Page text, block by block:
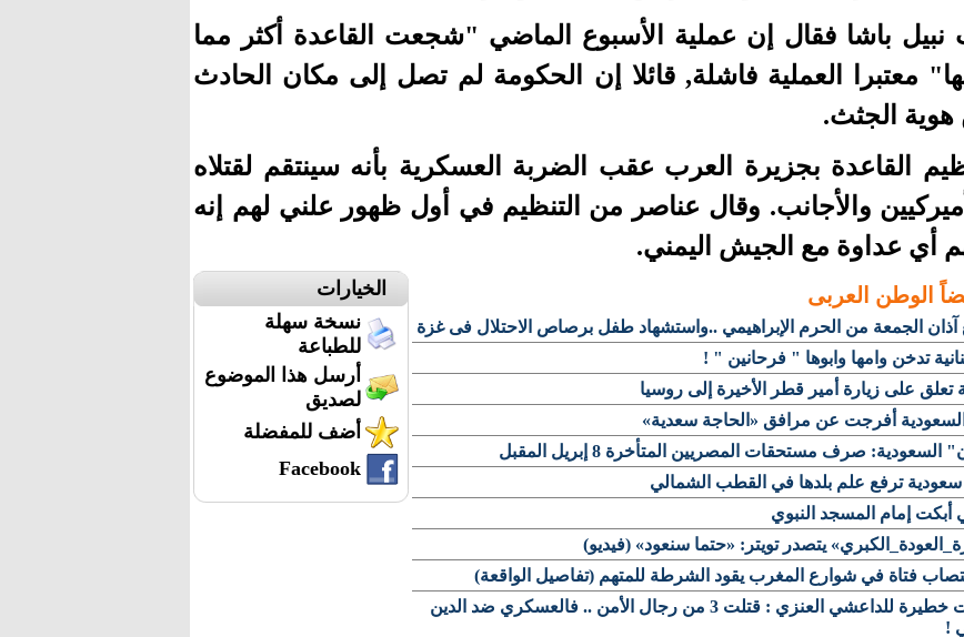
نبيل باشا فقال إن عملية الأسبوع الماضي "شجعت القاعدة أكثر مما
معتبرا العملية فاشلة, قائلا إن الحكومة لم تصل إلى مكان الحادث
هوية الجثث.
القاعدة بجزيرة العرب عقب الضربة العسكرية بأنه سينتقم لقتلاه
والأجانب. وقال عناصر من التنظيم في أول ظهور علني لهم إنه
أي عداوة مع الجيش اليمني.
الخيارات
نسخة سهلة
للطباعة
أرسل هذا الموضوع
لصديق
أضف للمفضلة
Facebook
الوطن العربى
آذان الجمعة من الحرم الإبراهيمي ..واستشهاد طفل برصاص الاحتلال فى غزة
تدخن وامها وابوها " فرحانين " !
تعلق على زيارة أمير قطر الأخيرة إلى روسيا
أفرجت عن مرافق «الحاجة سعدية»
السعودية: صرف مستحقات المصريين المتأخرة 8 إبريل المقبل
ترفع علم بلدها في القطب الشمالي
أبكت إمام المسجد النبوي
يتصدر تويتر: «حتما سنعود» (فيديو)
فتاة في شوارع المغرب يقود الشرطة للمتهم (تفاصيل الواقعة)
اعترافات خطيرة للداعشي العنزي : قتلت 3 من رجال الأمن .. فالعسكري ضد الدين
!